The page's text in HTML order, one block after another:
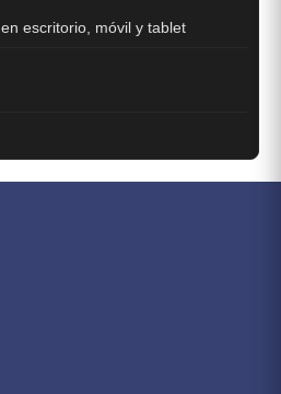
escritorio, móvil y tablet